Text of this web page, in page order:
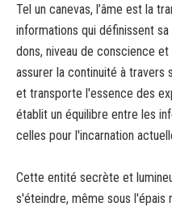
Tel un canevas, l’âme est la
informations qui définissent
dons, niveau de conscience
assurer la continuité à
et transporte l'essence des
établit un équilibre entre les
celles pour l'incarnation
Cette entité secrète et
s'éteindre, même sous l'épais